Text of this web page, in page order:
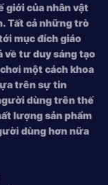
giới của nhân vật
Tất cả những trò
mục đích giáo
về tư duy sáng tạo
một cách khoa
trên sự tin
dùng trên thế
lượng sản phẩm
dùng hơn nữa